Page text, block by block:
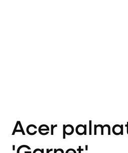
Acer